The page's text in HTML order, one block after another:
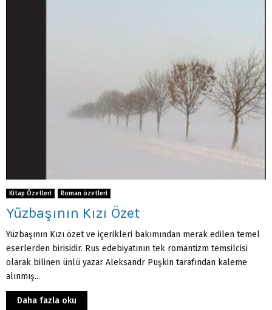
Kitap Özetleri Roman özetleri
Yüzbaşının Kızı Özet
Yüzbaşının Kızı özet ve içerikleri bakımından merak edilen temel
eserlerden birisidir. Rus edebiyatının tek romantizm temsilcisi
olarak bilinen ünlü yazar Aleksandr Puşkin tarafından kaleme
alınmış...
Daha fazla oku